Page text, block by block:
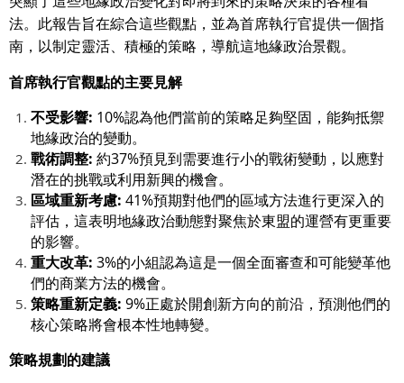
法。此報告旨在綜合這些觀點，並為首席執行官提供一個指
南，以制定靈活、積極的策略，導航這地緣政治景觀。
首席執行官觀點的主要見解
不受影響: 10%認為他們當前的策略足夠堅固，能夠抵禦
地緣政治的變動。
戰術調整: 約37%預見到需要進行小的戰術變動，以應對
潛在的挑戰或利用新興的機會。
區域重新考慮: 41%預期對他們的區域方法進行更深入的
評估，這表明地緣政治動態對聚焦於東盟的運營有更重要
的影響。
重大改革: 3%的小組認為這是一個全面審查和可能變革他
們的商業方法的機會。
策略重新定義: 9%正處於開創新方向的前沿，預測他們的
核心策略將會根本性地轉變。
策略規劃的建議